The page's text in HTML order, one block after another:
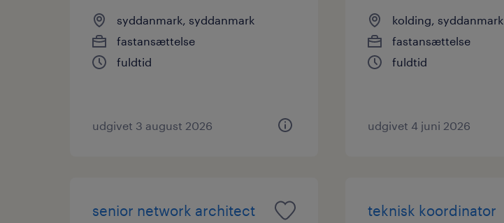
syddanmark, syddanmark
fastansættelse
fuldtid
udgivet 3 august 2026
kolding, syddanmark
fastansættelse
fuldtid
udgivet 4 juni 2026
senior network architect teknisk koordinator